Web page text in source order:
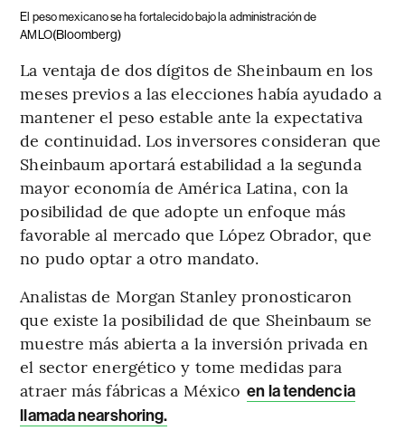
El peso mexicano se ha fortalecido bajo la administración de
AMLO(Bloomberg)
La ventaja de dos dígitos de Sheinbaum en los
meses previos a las elecciones había ayudado a
mantener el peso estable ante la expectativa
de continuidad. Los inversores consideran que
Sheinbaum aportará estabilidad a la segunda
mayor economía de América Latina, con la
posibilidad de que adopte un enfoque más
favorable al mercado que López Obrador, que
no pudo optar a otro mandato.
Analistas de Morgan Stanley pronosticaron
que existe la posibilidad de que Sheinbaum se
muestre más abierta a la inversión privada en
el sector energético y tome medidas para
atraer más fábricas a México en la tendencia
llamada nearshoring.